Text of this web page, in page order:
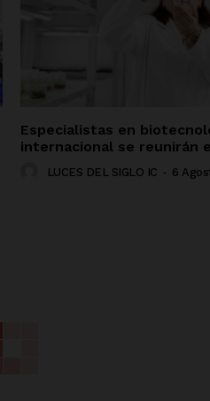
Especialistas en
internacional se reunirán
LUCES DEL SIGLO IC - 6